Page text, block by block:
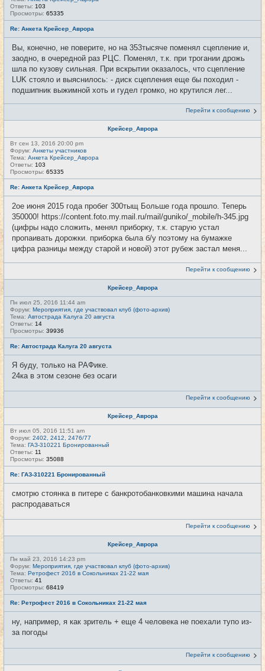
Ответы: 103
Просмотры: 65335
Re: Анкета Крейсер_Аврора
Вы, конечно, не поверите, но на 353тысяче поменял сцепление и,
заодно, в очередной раз РЦС. Поменял, т.к. при трогании дрожь
шла по кузову сильная. При вскрытии оказалось, что сцепление
LUK стояло и выяснилось: - диск сцепления еще бы походил -
подшипник выжимной хоть и гудел громко, но крутился лег...
Перейти к сообщению
Крейсер_Аврора
Вт сен 13, 2016 20:00 pm
Форум: Анкеты участников
Тема: Анкета Крейсер_Аврора
Ответы: 103
Просмотры: 65335
Re: Анкета Крейсер_Аврора
2ое июня 2015 года пробег 300тыщ Больше года прошло. Теперь
350000! https://content.foto.my.mail.ru/mail/guniko/_mobile/h-345.jpg
(цифры надо сложить, менял приборку, т.к. старую устал
пропаивать дорожки. приборка была б/у поэтому на бумажке
цифра разницы между старой и новой) этот рубеж застал меня...
Перейти к сообщению
Крейсер_Аврора
Пн июл 25, 2016 11:44 am
Форум: Мероприятия, где участвовал клуб (фото-архив)
Тема: Автострада Калуга 20 августа
Ответы: 14
Просмотры: 39936
Re: Автострада Калуга 20 августа
Я буду, только на РАФике.
24ка в этом сезоне без осаги
Перейти к сообщению
Крейсер_Аврора
Вт июл 05, 2016 11:51 am
Форум: 2402, 2412, 2476/77
Тема: ГАЗ-310221 Бронированный
Ответы: 11
Просмотры: 35088
Re: ГАЗ-310221 Бронированный
смотрю стоянка в питере с банкротобанковкими машина начала
распродаваться
Перейти к сообщению
Крейсер_Аврора
Пн май 23, 2016 14:23 pm
Форум: Мероприятия, где участвовал клуб (фото-архив)
Тема: Ретрофест 2016 в Сокольниках 21-22 мая
Ответы: 41
Просмотры: 68419
Re: Ретрофест 2016 в Сокольниках 21-22 мая
ну, например, я как зритель + еще 4 человека не поехали тупо из-
за погоды
Перейти к сообщению